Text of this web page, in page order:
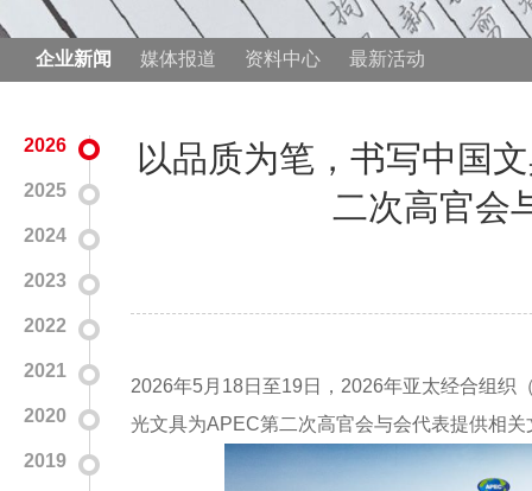
企业新闻 媒体报道 资料中心 最新活动
2026
2025
2024
2023
2022
2021
2020
2019
以品质为笔，书写中国
二次高官会
2026年5月18日至19日，2026年亚太经合组织
光文具为APEC第二次高官会与会代表提供相关